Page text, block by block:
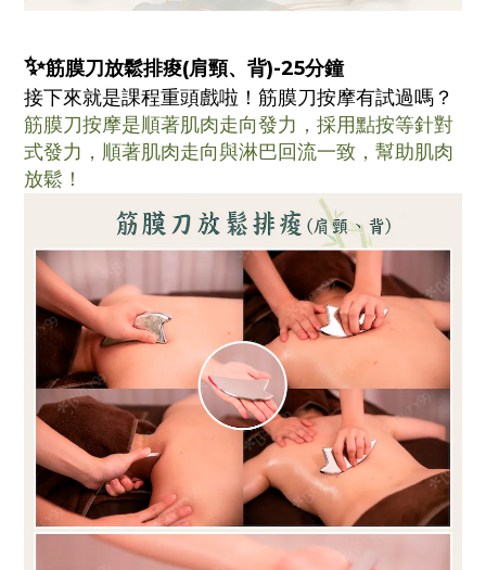
✨筋膜刀放鬆排痠(肩頸、背)-25分鐘
接下來就是課程重頭戲啦！筋膜刀按摩有試過嗎？
筋膜刀按摩是順著肌肉走向發力，採用點按等針對
式發力，順著肌肉走向與淋巴回流一致，幫助肌肉
放鬆！